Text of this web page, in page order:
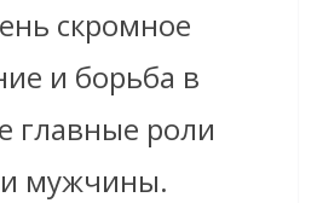
скромное
и борьба в
главные роли
мужчины.